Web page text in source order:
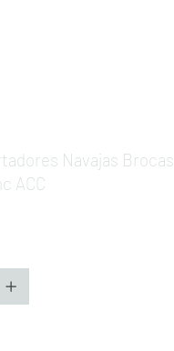
Navajas Brocas
ACC